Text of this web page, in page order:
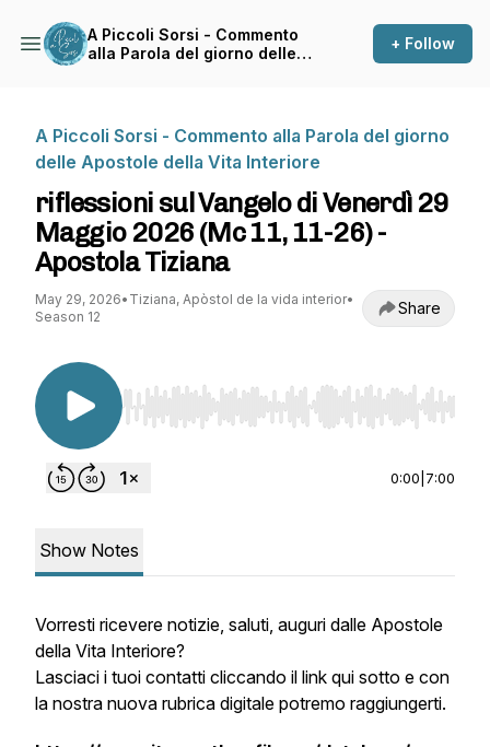
A Piccoli Sorsi - Commento
alla Parola del giorno delle
+ Follow
A Piccoli Sorsi - Commento alla Parola del giorno
delle Apostole della Vita Interiore
riflessioni sul Vangelo di Venerdì 29
Maggio 2026 (Mc 11, 11-26) -
Apostola Tiziana
May 29, 2026• Tiziana, Apòstol de la vida interior•
Season 12
Share
Use Left/Right to seek, Home/End to jump to
0:00 7:00
Show Notes
Vorresti ricevere notizie, saluti, auguri dalle Apostole
della Vita Interiore?
Lasciaci i tuoi contatti cliccando il link qui sotto e con
la nostra nuova rubrica digitale potremo raggiungerti.